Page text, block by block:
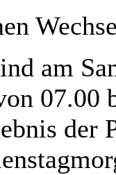
am
07.00
der